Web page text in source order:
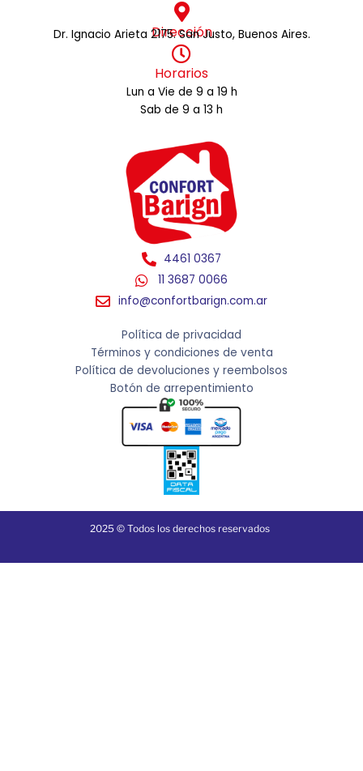
Dirección
Dr. Ignacio Arieta 2175. San Justo, Buenos Aires.
Horarios
Lun a Vie de 9 a 19 h
Sab de 9 a 13 h
4461 0367
11 3687 0066
info@confortbarign.com.ar
Política de privacidad
Términos y condiciones de venta
Política de devoluciones y reembolsos
Botón de arrepentimiento
2025 © Todos los derechos reservados